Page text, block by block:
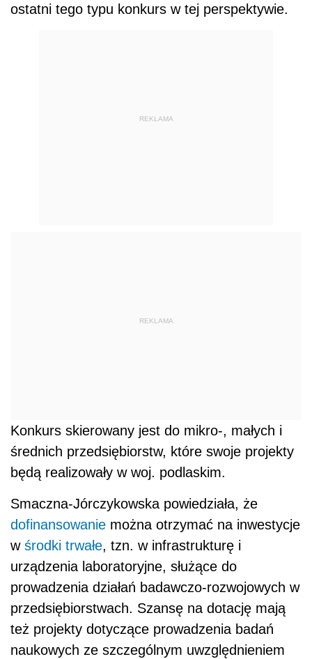
ostatni tego typu konkurs w tej perspektywie.
REKLAMA
REKLAMA
Konkurs skierowany jest do mikro-, małych i
średnich przedsiębiorstw, które swoje projekty
będą realizowały w woj. podlaskim.
Smaczna-Jórczykowska powiedziała, że
dofinansowanie można otrzymać na inwestycje
w środki trwałe, tzn. w infrastrukturę i
urządzenia laboratoryjne, służące do
prowadzenia działań badawczo-rozwojowych w
przedsiębiorstwach. Szansę na dotację mają
też projekty dotyczące prowadzenia badań
naukowych ze szczególnym uwzględnieniem